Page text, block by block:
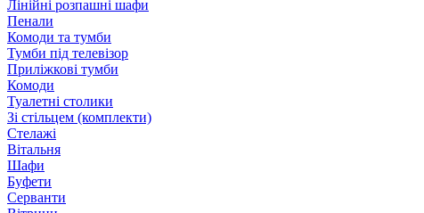
Лінійні розпашні шафи
Пенали
Комоди та тумби
Тумби під телевізор
Приліжкові тумби
Комоди
Туалетні столики
Зі стільцем (комплекти)
Стелажі
Вітальня
Шафи
Буфети
Серванти